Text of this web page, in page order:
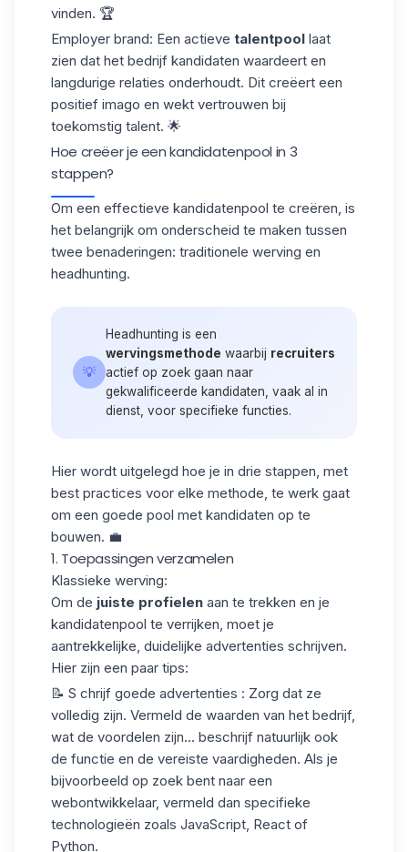
vinden. 🏆
Employer brand: Een actieve talentpool laat
zien dat het bedrijf kandidaten waardeert en
langdurige relaties onderhoudt. Dit creëert een
positief imago en wekt vertrouwen bij
toekomstig talent. 🌟
Hoe creëer je een kandidatenpool in 3
stappen?
Om een effectieve kandidatenpool te creëren, is
het belangrijk om onderscheid te maken tussen
twee benaderingen: traditionele werving en
headhunting.
💡
Headhunting is een
wervingsmethode waarbij recruiters
actief op zoek gaan naar
gekwalificeerde kandidaten, vaak al in
dienst, voor specifieke functies.
Hier wordt uitgelegd hoe je in drie stappen, met
best practices voor elke methode, te werk gaat
om een goede pool met kandidaten op te
bouwen. 💼
1. Toepassingen verzamelen
Klassieke werving:
Om de juiste profielen aan te trekken en je
kandidatenpool te verrijken, moet je
aantrekkelijke, duidelijke advertenties schrijven.
Hier zijn een paar tips:
📝 S chrijf goede advertenties : Zorg dat ze
volledig zijn. Vermeld de waarden van het bedrijf,
wat de voordelen zijn... beschrijf natuurlijk ook
de functie en de vereiste vaardigheden. Als je
bijvoorbeeld op zoek bent naar een
webontwikkelaar, vermeld dan specifieke
technologieën zoals JavaScript, React of
Python.